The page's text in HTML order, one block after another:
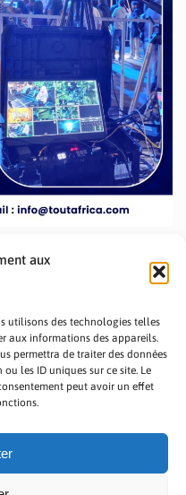
aux
utilisons des technologies telles
aux informations des appareils.
permettra de traiter des données
les ID uniques sur ce site. Le
peut avoir un effet
A PROPOS